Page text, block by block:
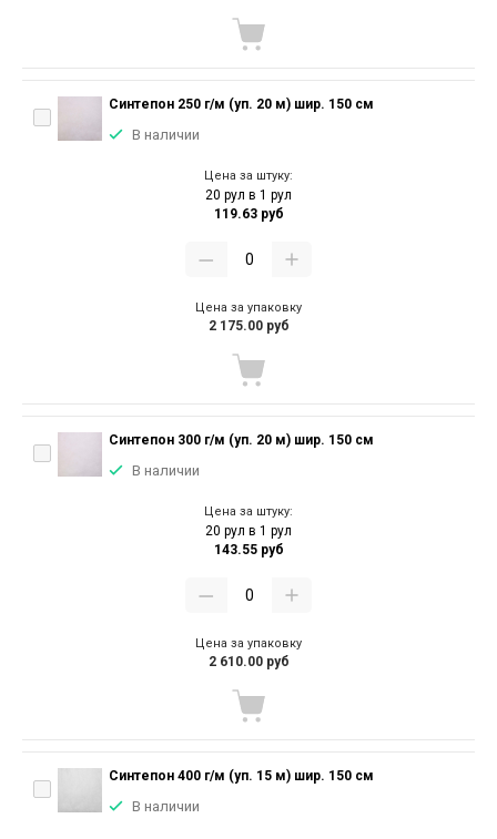
Синтепон 250 г/м (уп. 20 м) шир. 150 см
В наличии
Цена за штуку:
20 рул в 1 рул
119.63 руб
Цена за упаковку
2 175.00 руб
Синтепон 300 г/м (уп. 20 м) шир. 150 см
В наличии
Цена за штуку:
20 рул в 1 рул
143.55 руб
Цена за упаковку
2 610.00 руб
Синтепон 400 г/м (уп. 15 м) шир. 150 см
В наличии